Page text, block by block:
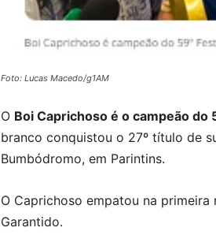
Foto: Lucas Macedo/g1AM
O Boi Caprichoso é o campeão do
branco conquistou o 27º título de
Bumbódromo, em Parintins.
O Caprichoso empatou na
Garantido.